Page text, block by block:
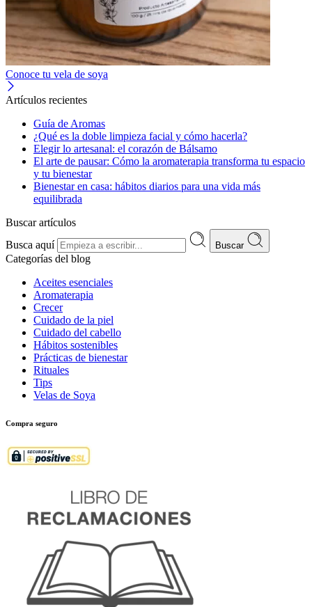
Conoce tu vela de soya
Artículos recientes
Guía de Aromas
¿Qué es la doble limpieza facial y cómo hacerla?
Elegir lo artesanal: el corazón de Bálsamo
El arte de pausar: Cómo la aromaterapia transforma tu espacio
y tu bienestar
Bienestar en casa: hábitos diarios para una vida más
equilibrada
Buscar artículos
Busca aquí
Buscar
Categorías del blog
Aceites esenciales
Aromaterapia
Crecer
Cuidado de la piel
Cuidado del cabello
Hábitos sostenibles
Prácticas de bienestar
Rituales
Tips
Velas de Soya
Compra seguro